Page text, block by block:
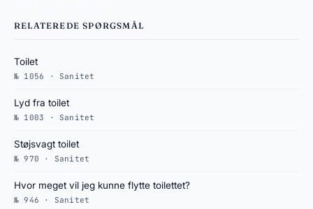
RELATEREDE SPØRGSMÅL
Toilet
№ 1056 · Sanitet
Lyd fra toilet
№ 1003 · Sanitet
Støjsvagt toilet
№ 970 · Sanitet
Hvor meget vil jeg kunne flytte toilettet?
№ 946 · Sanitet